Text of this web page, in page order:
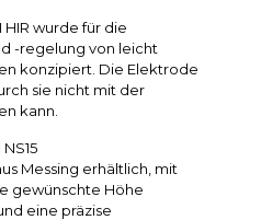
wurde für die
-regelung von leicht
konzipiert. Die Elektrode
sie nicht mit der
kann.
Messing erhältlich, mit
gewünschte Höhe
eine präzise